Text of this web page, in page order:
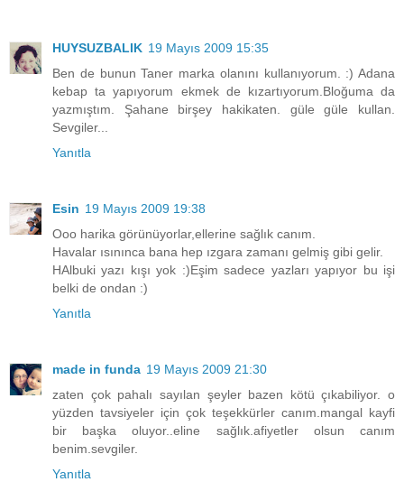
HUYSUZBALIK 19 Mayıs 2009 15:35
Ben de bunun Taner marka olanını kullanıyorum. :) Adana
kebap ta yapıyorum ekmek de kızartıyorum.Bloğuma da
yazmıştım. Şahane birşey hakikaten. güle güle kullan.
Sevgiler...
Yanıtla
Esin 19 Mayıs 2009 19:38
Ooo harika görünüyorlar,ellerine sağlık canım.
Havalar ısınınca bana hep ızgara zamanı gelmiş gibi gelir.
HAlbuki yazı kışı yok :)Eşim sadece yazları yapıyor bu işi
belki de ondan :)
Yanıtla
made in funda 19 Mayıs 2009 21:30
zaten çok pahalı sayılan şeyler bazen kötü çıkabiliyor. o
yüzden tavsiyeler için çok teşekkürler canım.mangal kayfi
bir başka oluyor..eline sağlık.afiyetler olsun canım
benim.sevgiler.
Yanıtla